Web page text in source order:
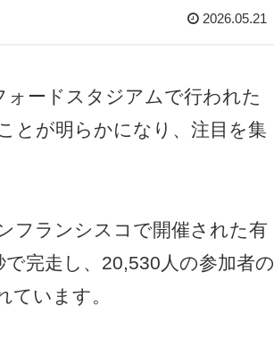
2026.05.21
ードスタジアムで行われた
とが明らかになり、注目を集
フランシスコで開催された有
完走し、20,530人の参加者の
ています。